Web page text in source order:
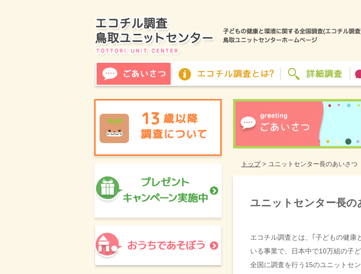
トップ> ユニットセンター長のあいさつ
ユニットセンター長の
エコチル調査とは、｢子どもの健康
いる事業で、日本中で10万組の子
全国に調査を行う 15のユニットセ